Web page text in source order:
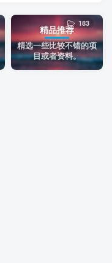
精品推荐
精选一些比较不错的项
目或者资料。
183